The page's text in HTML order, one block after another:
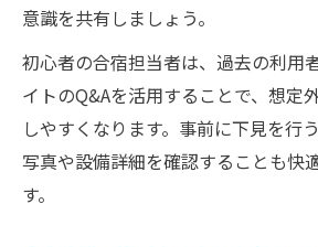
意識を共有しましょう。
初心者の合宿担当者は、過去の利用
イトのQ&Aを活用することで、想定
しやすくなります。事前に下見を行
写真や設備詳細を確認することも快
す。